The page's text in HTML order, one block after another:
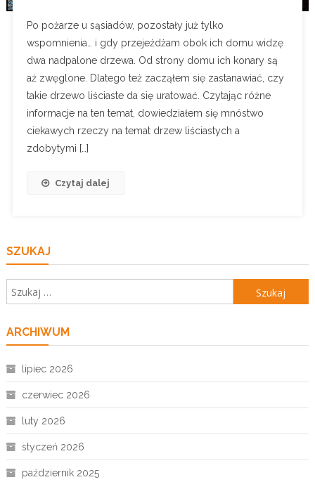
Po pożarze u sąsiadów, pozostały już tylko
wspomnienia… i gdy przejeżdżam obok ich domu widzę
dwa nadpalone drzewa. Od strony domu ich konary są
aż zwęglone. Dlatego też zacząłem się zastanawiać, czy
takie drzewo liściaste da się uratować. Czytając różne
informacje na ten temat, dowiedziałem się mnóstwo
ciekawych rzeczy na temat drzew liściastych a
zdobytymi […]
Czytaj dalej
SZUKAJ
Szukaj:
ARCHIWUM
lipiec 2026
czerwiec 2026
luty 2026
styczeń 2026
październik 2025